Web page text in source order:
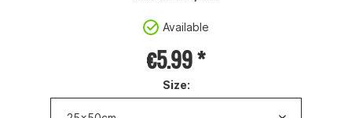
Available
€5.99 *
Size: